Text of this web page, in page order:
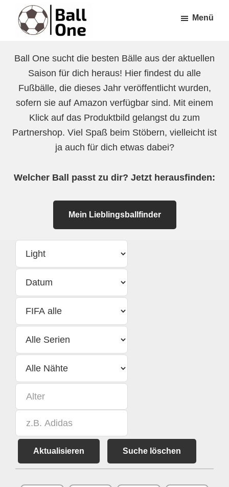
Inhalt
springen
Fußzeile
springen
One
Fußball!
Menü
Ball One sucht die besten Bälle aus der aktuellen
Saison für dich heraus! Hier findest du alle
Fußbälle, die dieses Jahr veröffentlicht wurden,
sofern sie auf Amazon verfügbar sind. Mit einem
Klick auf das Produktbild gelangst du zum
Partnershop. Viel Spaß beim Stöbern, vielleicht ist
ja auch für dich etwas dabei?
Welcher Ball passt zu dir? Jetzt herausfinden:
Mein Lieblingsballfinder
Aktualisieren Suche löschen